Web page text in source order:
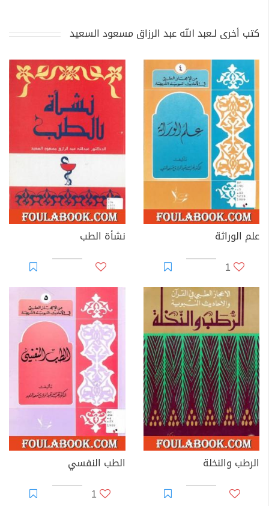
كتب أخرى لـعبد الله عبد الرزاق مسعود السعيد
علم الوراثة
1
نشأة الطب
الرطب والنخلة
الطب النفسي
1